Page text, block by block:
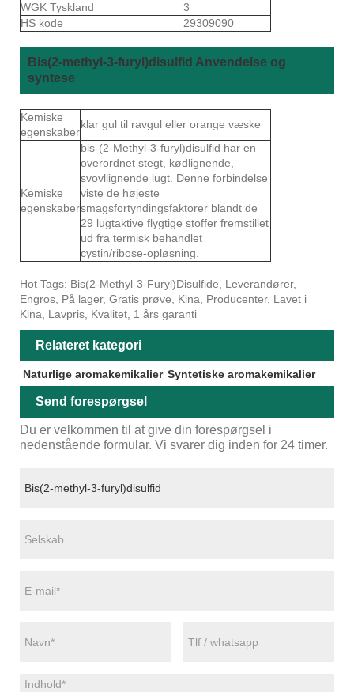
WGK Tyskland
3
HS kode
29309090
Bis(2-methyl-3-furyl)disulfid Anvendelse og
syntese
Kemiske
egenskaber
klar gul til ravgul eller orange væske
Kemiske
egenskaber
bis-(2-Methyl-3-furyl)disulfid har en
overordnet stegt, kødlignende,
svovllignende lugt. Denne forbindelse
viste de højeste
smagsfortyndingsfaktorer blandt de
29 lugtaktive flygtige stoffer fremstillet
ud fra termisk behandlet
cystin/ribose-opløsning.
Hot Tags: Bis(2-Methyl-3-Furyl)Disulfide, Leverandører,
Engros, På lager, Gratis prøve, Kina, Producenter, Lavet i
Kina, Lavpris, Kvalitet, 1 års garanti
Relateret kategori
Naturlige aromakemikalier Syntetiske aromakemikalier
Send forespørgsel
Du er velkommen til at give din forespørgsel i
nedenstående formular. Vi svarer dig inden for 24 timer.